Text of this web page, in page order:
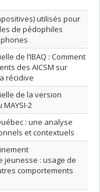
utilisés pour
de pédophiles
de l’IBAQ : Comment
des AICSM sur
récidive
de la version
2
: une analyse
et contextuels
jeunesse : usage de
comportements